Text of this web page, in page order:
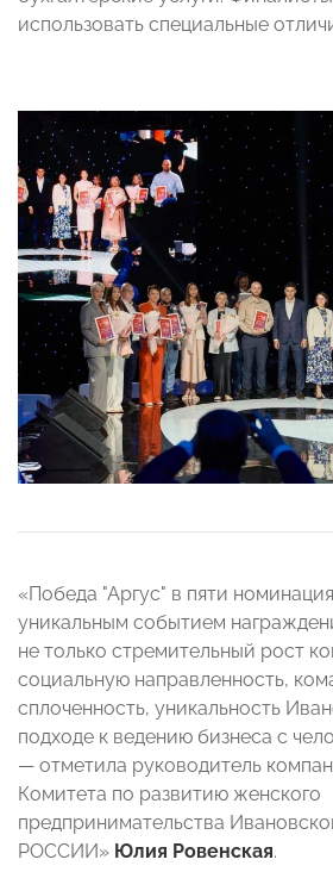
использовать специальные
«Победа "Аргус" в пяти
уникальным событием
не только стремительный рост
социальную направленность,
сплоченность, уникальность
подходе к ведению бизнеса с
— отметила руководитель
Комитета по развитию женского
предпринимательства
РОССИИ» Юлия Ровенская.